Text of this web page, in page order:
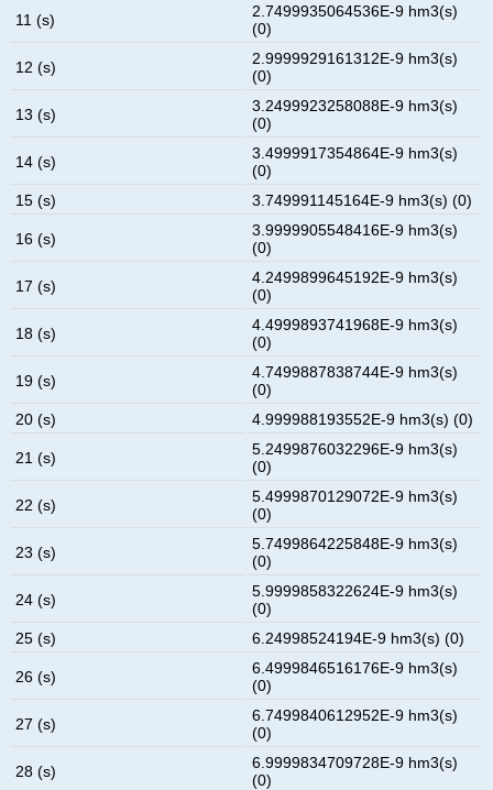
11 (s)
2.7499935064536E-9 hm3(s)
(0)
12 (s)
2.9999929161312E-9 hm3(s)
(0)
13 (s)
3.2499923258088E-9 hm3(s)
(0)
14 (s)
3.4999917354864E-9 hm3(s)
(0)
15 (s)
3.749991145164E-9 hm3(s) (0)
16 (s)
3.9999905548416E-9 hm3(s)
(0)
17 (s)
4.2499899645192E-9 hm3(s)
(0)
18 (s)
4.4999893741968E-9 hm3(s)
(0)
19 (s)
4.7499887838744E-9 hm3(s)
(0)
20 (s)
4.999988193552E-9 hm3(s) (0)
21 (s)
5.2499876032296E-9 hm3(s)
(0)
22 (s)
5.4999870129072E-9 hm3(s)
(0)
23 (s)
5.7499864225848E-9 hm3(s)
(0)
24 (s)
5.9999858322624E-9 hm3(s)
(0)
25 (s)
6.24998524194E-9 hm3(s) (0)
26 (s)
6.4999846516176E-9 hm3(s)
(0)
27 (s)
6.7499840612952E-9 hm3(s)
(0)
28 (s)
6.9999834709728E-9 hm3(s)
(0)